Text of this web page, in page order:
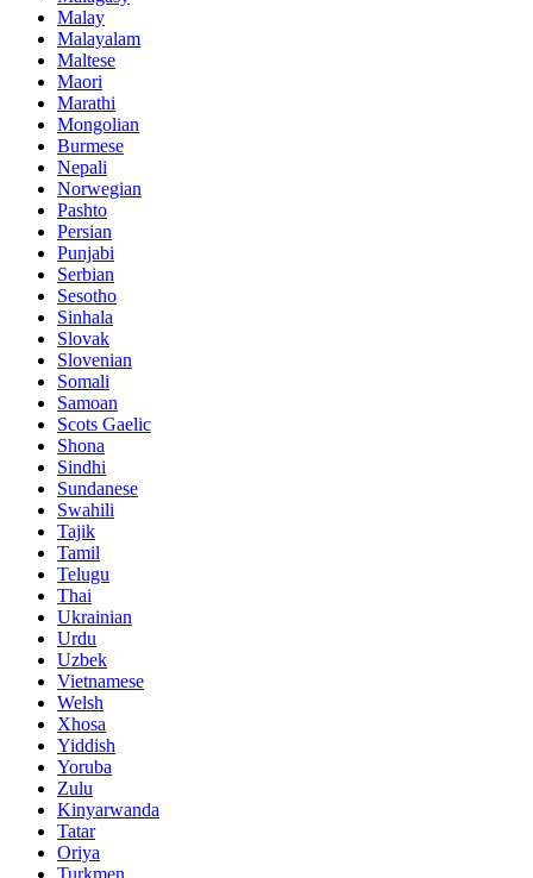
Malay
Malayalam
Maltese
Maori
Marathi
Mongolian
Burmese
Nepali
Norwegian
Pashto
Persian
Punjabi
Serbian
Sesotho
Sinhala
Slovak
Slovenian
Somali
Samoan
Scots Gaelic
Shona
Sindhi
Sundanese
Swahili
Tajik
Tamil
Telugu
Thai
Ukrainian
Urdu
Uzbek
Vietnamese
Welsh
Xhosa
Yiddish
Yoruba
Zulu
Kinyarwanda
Tatar
Oriya